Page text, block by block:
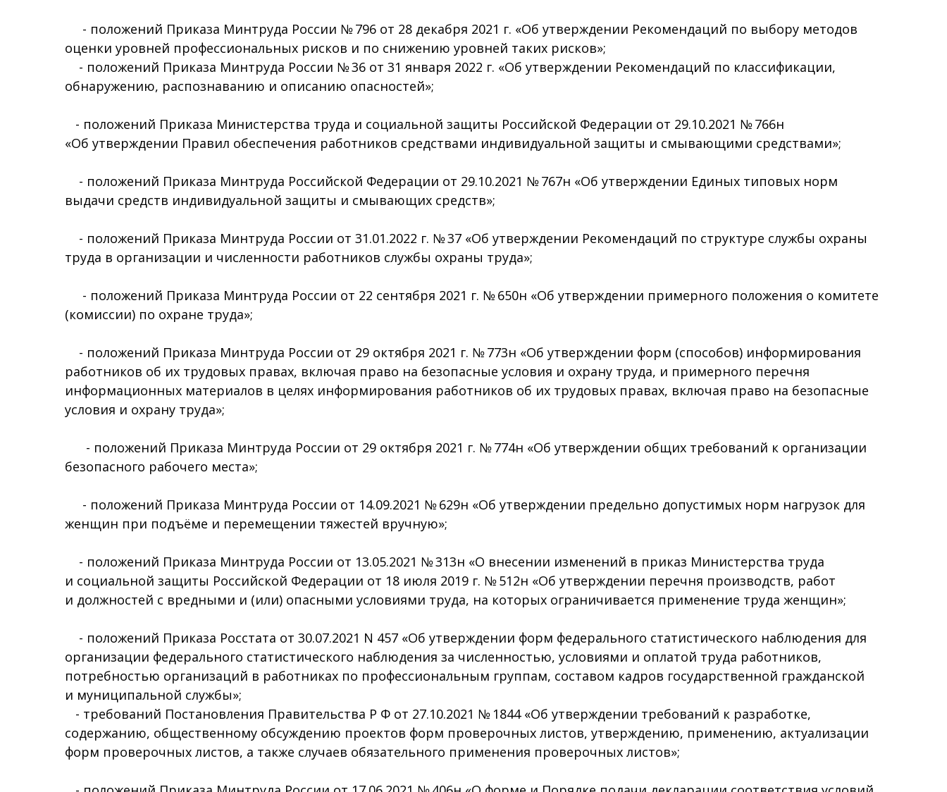
- положений Приказа Минтруда России № 796 от 28 декабря 2021 г. «Об утверждении Рекомендаций по выбору методов
оценки уровней профессиональных рисков и по снижению уровней таких рисков»;
- положений Приказа Минтруда России № 36 от 31 января 2022 г. «Об утверждении Рекомендаций по классификации,
обнаружению, распознаванию и описанию опасностей»;
- положений Приказа Министерства труда и социальной защиты Российской Федерации от 29.10.2021 № 766н
«Об утверждении Правил обеспечения работников средствами индивидуальной защиты и смывающими средствами»;
- положений Приказа Минтруда Российской Федерации от 29.10.2021 № 767н «Об утверждении Единых типовых норм
выдачи средств индивидуальной защиты и смывающих средств»;
- положений Приказа Минтруда России от 31.01.2022 г. № 37 «Об утверждении Рекомендаций по структуре службы охраны
труда в организации и численности работников службы охраны труда»;
- положений Приказа Минтруда России от 22 сентября 2021 г. № 650н «Об утверждении примерного положения о комитете
(комиссии) по охране труда»;
- положений Приказа Минтруда России от 29 октября 2021 г. № 773н «Об утверждении форм (способов) информирования
работников об их трудовых правах, включая право на безопасные условия и охрану труда, и примерного перечня
информационных материалов в целях информирования работников об их трудовых правах, включая право на безопасные
условия и охрану труда»;
- положений Приказа Минтруда России от 29 октября 2021 г. № 774н «Об утверждении общих требований к организации
безопасного рабочего места»;
- положений Приказа Минтруда России от 14.09.2021 № 629н «Об утверждении предельно допустимых норм нагрузок для
женщин при подъёме и перемещении тяжестей вручную»;
- положений Приказа Минтруда России от 13.05.2021 № 313н «О внесении изменений в приказ Министерства труда
и социальной защиты Российской Федерации от 18 июля 2019 г. № 512н «Об утверждении перечня производств, работ
и должностей с вредными и (или) опасными условиями труда, на которых ограничивается применение труда женщин»;
- положений Приказа Росстата от 30.07.2021 N 457 «Об утверждении форм федерального статистического наблюдения для
организации федерального статистического наблюдения за численностью, условиями и оплатой труда работников,
потребностью организаций в работниках по профессиональным группам, составом кадров государственной гражданской
и муниципальной службы»;
- требований Постановления Правительства Р Ф от 27.10.2021 № 1844 «Об утверждении требований к разработке,
содержанию, общественному обсуждению проектов форм проверочных листов, утверждению, применению, актуализации
форм проверочных листов, а также случаев обязательного применения проверочных листов»;